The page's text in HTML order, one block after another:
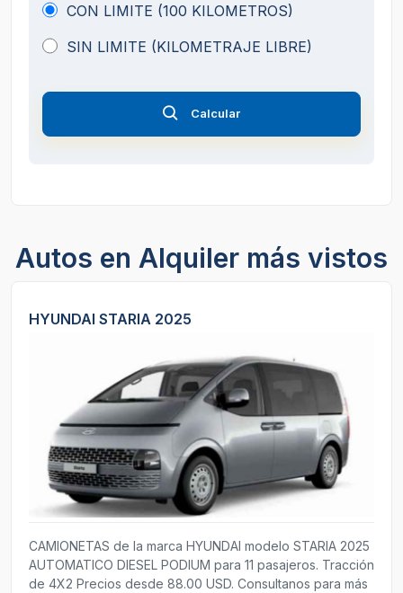
CON LIMITE (100 KILOMETROS)
SIN LIMITE (KILOMETRAJE LIBRE)
Calcular
Autos en Alquiler más vistos
HYUNDAI STARIA 2025
CAMIONETAS de la marca HYUNDAI modelo STARIA 2025
AUTOMATICO DIESEL PODIUM para 11 pasajeros. Tracción
de 4X2 Precios desde 88.00 USD. Consultanos para más